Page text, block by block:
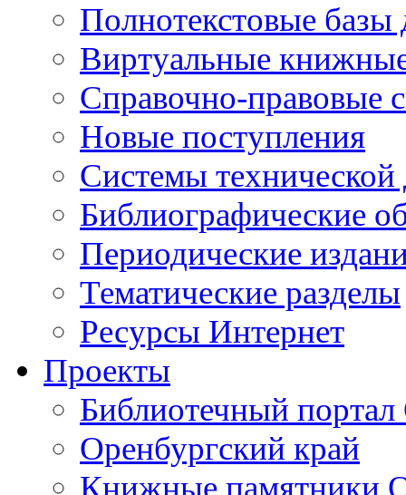
Полнотекстовые
Виртуальные
Справочно-правовые
Новые поступления
Cистемы
Библиографические
Периодические
Тематические разделы
Ресурсы Интернет
Проекты
Библиотечный портал
Оренбургский край
Книжные памятники